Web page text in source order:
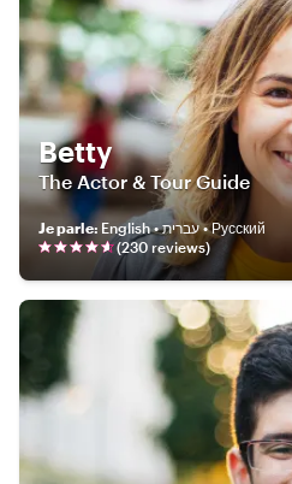
Betty
The Actor & Tour Guide
Je parle:
English • עברית • Русский
(230reviews)